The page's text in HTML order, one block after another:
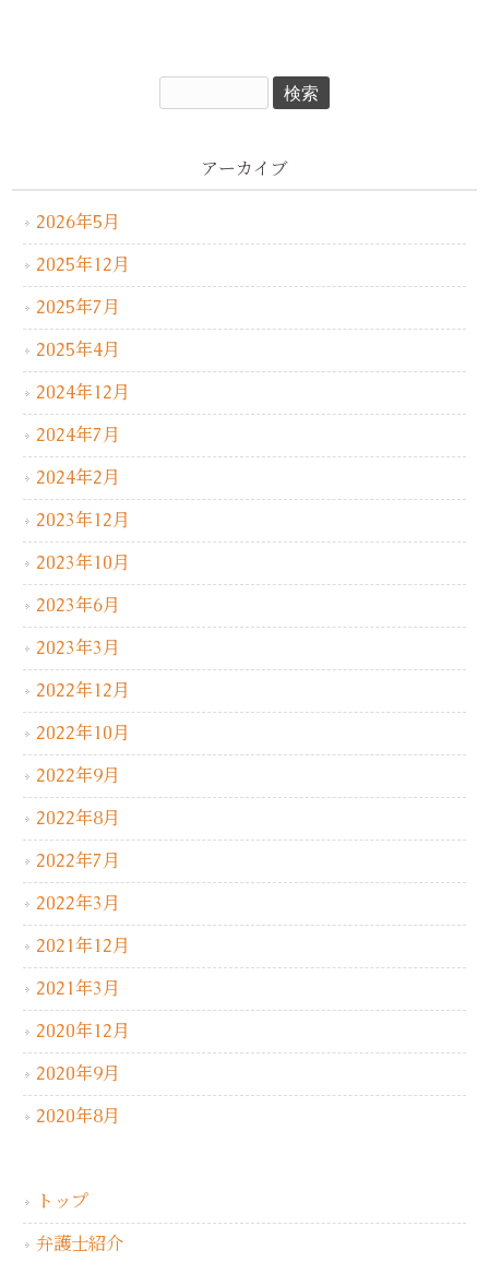
アーカイブ
2026年5月
2025年12月
2025年7月
2025年4月
2024年12月
2024年7月
2024年2月
2023年12月
2023年10月
2023年6月
2023年3月
2022年12月
2022年10月
2022年9月
2022年8月
2022年7月
2022年3月
2021年12月
2021年3月
2020年12月
2020年9月
2020年8月
トップ
弁護士紹介